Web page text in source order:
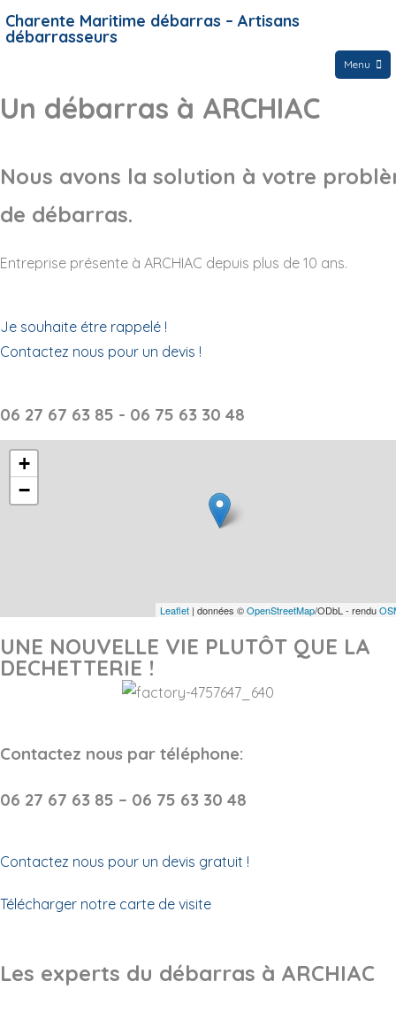
Charente Maritime débarras – Artisans
débarrasseurs
Menu
Un débarras à ARCHIAC
Nous avons la solution à votre
de débarras.
Entreprise présente à ARCHIAC depuis plus de 10 ans.
Je souhaite étre rappelé !
Contactez nous pour un devis !
06 27 67 63 85 - 06 75 63 30 48
+
−
Leaflet | données ©OpenStreetMap/ODbL - rendu
UNE NOUVELLE VIE PLUTÔT QUE LA
DECHETTERIE !
Contactez nous par téléphone:
06 27 67 63 85 – 06 75 63 30 48
Contactez nous pour un devis gratuit !
Télécharger notre carte de visite
Les experts du débarras à ARCHIAC